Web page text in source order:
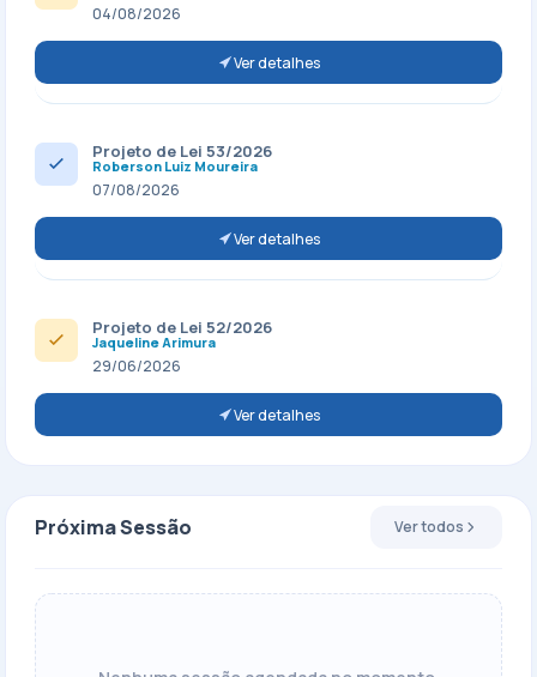
04/08/2026
Ver detalhes
Projeto de Lei 53/2026
Roberson Luiz Moureira
07/08/2026
Ver detalhes
Projeto de Lei 52/2026
Jaqueline Arimura
29/06/2026
Ver detalhes
Próxima Sessão Ver todos